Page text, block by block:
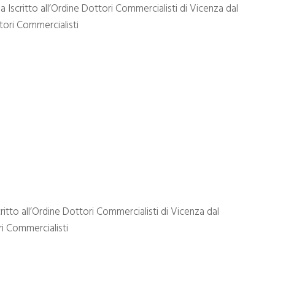
Iscritto all’Ordine Dottori Commercialisti di Vicenza dal
Commercialisti
all’Ordine Dottori Commercialisti di Vicenza dal
Commercialisti